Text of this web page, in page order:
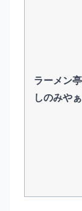
ラーメン亭
しのみやぁ